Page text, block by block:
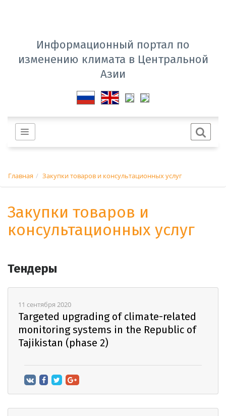
Информационный портал по
изменению климата в Центральной
Азии
Главная Закупки товаров и консультационных услуг
Закупки товаров и
консультационных услуг
Тендеры
11 сентября 2020
Targeted upgrading of climate-related
monitoring systems in the Republic of
Tajikistan (phase 2)